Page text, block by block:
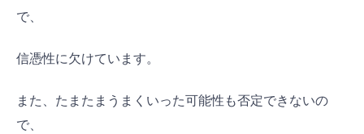
で、
信憑性に欠けています。
また、たまたまうまくいった可能性も否定できないの
で、